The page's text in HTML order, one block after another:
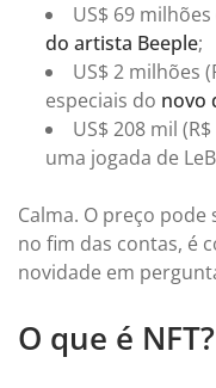
US$ 69
do artista Beeple;
US$ 2 milhões
especiais do novo
US$ 208 mil
uma jogada de
Calma. O preço pode
no fim das contas, é
novidade em
O que é NFT?